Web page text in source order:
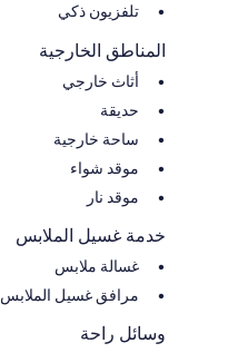
تلفزيون ذكي
المناطق الخارجية
أثاث خارجي
حديقة
ساحة خارجية
موقد شواء
موقد نار
خدمة غسيل الملابس
غسالة ملابس
مرافق غسيل الملابس
وسائل راحة